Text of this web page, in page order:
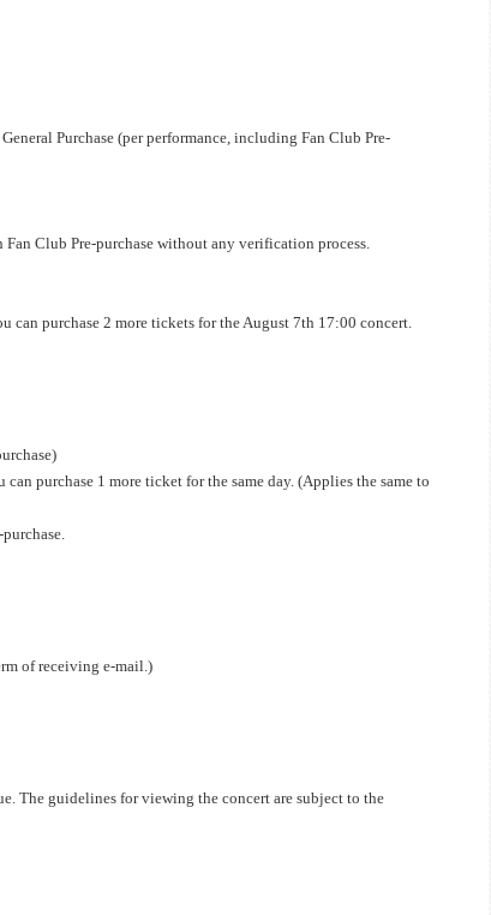
Purchase (per performance, including Fan Club Pre-
Club Pre-purchase without any verification process.
can purchase 2 more tickets for the August 7th 17:00 concert.
purchase 1 more ticket for the same day. (Applies the same to
of receiving e-mail.)
The guidelines for viewing the concert are subject to the